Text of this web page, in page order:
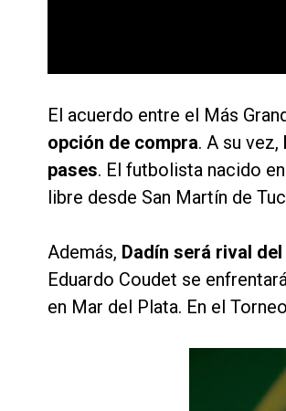
El acuerdo entre el Más
opción de compra. A su vez,
pases. El futbolista nacido
libre desde San Martín de
Además, Dadín será rival
Eduardo Coudet se
en Mar del Plata. En el